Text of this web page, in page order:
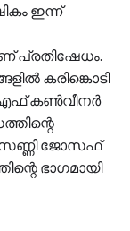
ഇന്ന്
പ്രതിഷേധം.
കരിങ്കൊടി
കൺവീനർ
സണ്ണി ജോസഫ്
ഭാഗമായി